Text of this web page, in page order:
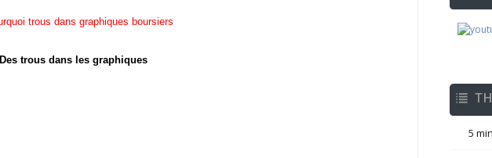
Des trous dans les graphiques
5